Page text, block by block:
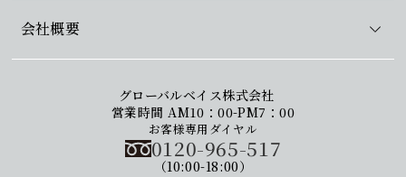
会社概要
グローバルベイス株式会社
営業時間 AM10：00-PM7：00
お客様専用ダイヤル
0120-965-517
（10:00-18:00）